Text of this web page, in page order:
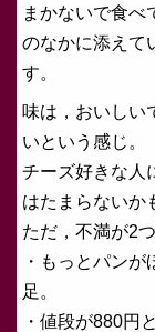
まかないで食べ
のなかに添えて
す。
味は，おいしい
いという感じ。
チーズ好きな人
はたまらないか
ただ，不満が2つ
・もっとパン
足。
・値段が880円